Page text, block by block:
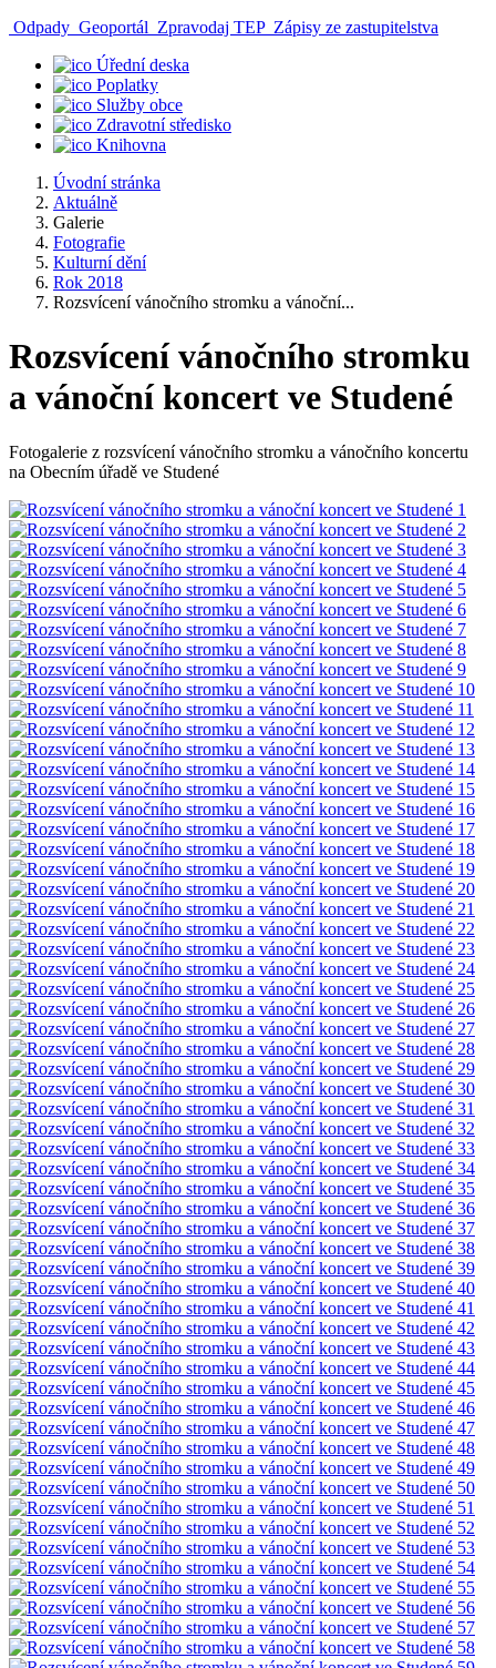
Odpady Geoportál Zpravodaj TEP Zápisy ze zastupitelstva
Úřední deska
Poplatky
Služby obce
Zdravotní středisko
Knihovna
Úvodní stránka
Aktuálně
Galerie
Fotografie
Kulturní dění
Rok 2018
Rozsvícení vánočního stromku a vánoční...
Rozsvícení vánočního stromku
a vánoční koncert ve Studené
Fotogalerie z rozsvícení vánočního stromku a vánočního koncertu
na Obecním úřadě ve Studené